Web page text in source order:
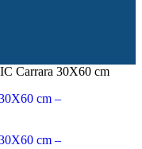
Carrara 30X60 cm